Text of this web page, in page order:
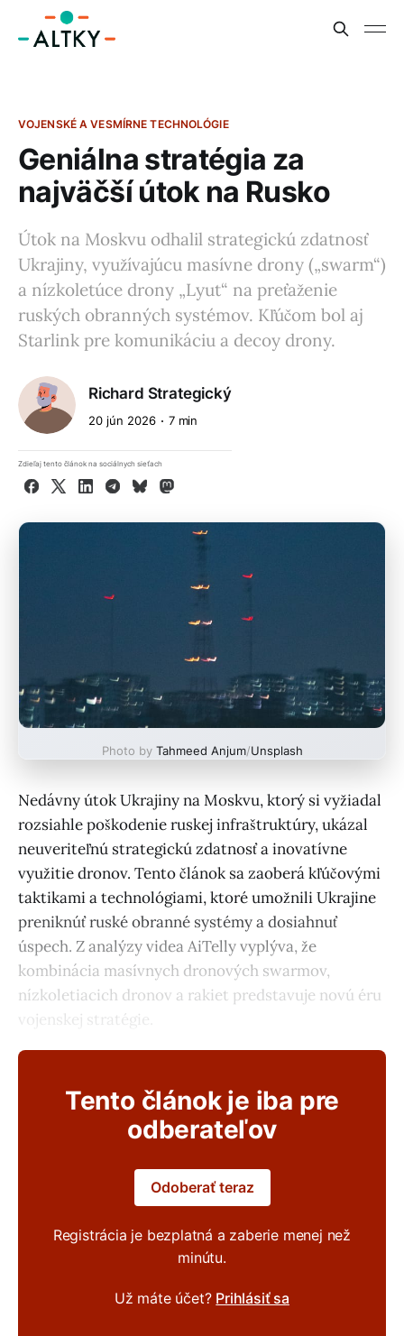
VOJENSKÉ A VESMÍRNE TECHNOLÓGIE
Geniálna stratégia za
najväčší útok na Rusko
Útok na Moskvu odhalil strategickú zdatnosť
Ukrajiny, využívajúcu masívne drony („swarm“)
a nízkoletúce drony „Lyut“ na preťaženie
ruských obranných systémov. Kľúčom bol aj
Starlink pre komunikáciu a decoy drony.
Richard Strategický
20 jún 2026 7 min
Zdieľaj tento článok na sociálnych sieťach
Facebook
X LinkedInTelegram
BlueskyMastodon
Photo by Tahmeed Anjum/Unsplash
Nedávny útok Ukrajiny na Moskvu, ktorý si vyžiadal
rozsiahle poškodenie ruskej infraštruktúry, ukázal
neuveriteľnú strategickú zdatnosť a inovatívne
využitie dronov. Tento článok sa zaoberá kľúčovými
taktikami a technológiami, ktoré umožnili Ukrajine
preniknúť ruské obranné systémy a dosiahnuť
úspech. Z analýzy videa AiTelly vyplýva, že
kombinácia masívnych dronových swarmov,
nízkoletiacich dronov a rakiet predstavuje novú éru
vojenskej stratégie.
Tento článok je iba pre
odberateľov
Odoberať teraz
Registrácia je bezplatná a zaberie menej než
minútu.
Už máte účet? Prihlásiť sa